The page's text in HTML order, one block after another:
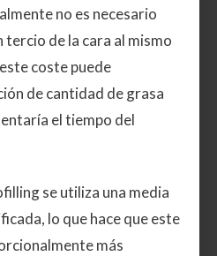
no es necesario
de la cara al mismo
coste puede
de cantidad de grasa
el tiempo del
se utiliza una media
lo que hace que este
más